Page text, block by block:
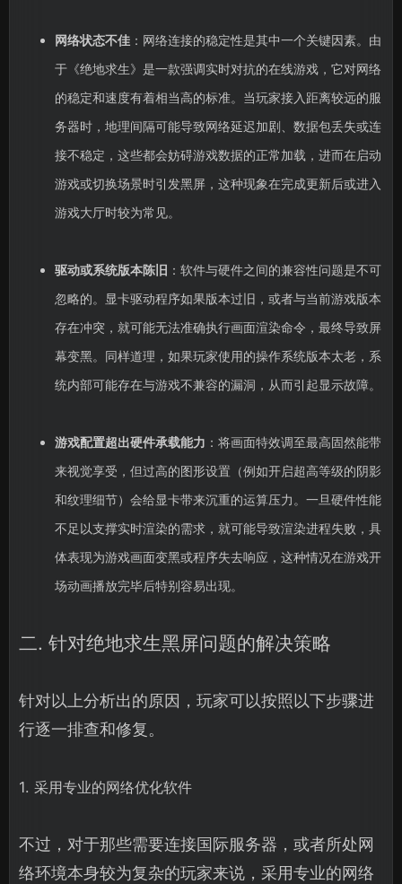
网络状态不佳：网络连接的稳定性是其中一个关键因素。由
于《绝地求生》是一款强调实时对抗的在线游戏，它对网络
的稳定和速度有着相当高的标准。当玩家接入距离较远的服
务器时，地理间隔可能导致网络延迟加剧、数据包丢失或连
接不稳定，这些都会妨碍游戏数据的正常加载，进而在启动
游戏或切换场景时引发黑屏，这种现象在完成更新后或进入
游戏大厅时较为常见。
驱动或系统版本陈旧 ：软件与硬件之间的兼容性问题是不可
忽略的。显卡驱动程序如果版本过旧，或者与当前游戏版本
存在冲突，就可能无法准确执行画面渲染命令，最终导致屏
幕变黑。同样道理，如果玩家使用的操作系统版本太老，系
统内部可能存在与游戏不兼容的漏洞，从而引起显示故障。
游戏配置超出硬件承载能力 ：将画面特效调至最高固然能带
来视觉享受，但过高的图形设置（例如开启超高等级的阴影
和纹理细节）会给显卡带来沉重的运算压力。一旦硬件性能
不足以支撑实时渲染的需求，就可能导致渲染进程失败，具
体表现为游戏画面变黑或程序失去响应，这种情况在游戏开
场动画播放完毕后特别容易出现。
二. 针对绝地求生黑屏问题的解决策略
针对以上分析出的原因，玩家可以按照以下步骤进
行逐一排查和修复。
1. 采用专业的网络优化软件
不过，对于那些需要连接国际服务器，或者所处网
络环境本身较为复杂的玩家来说，采用专业的网络